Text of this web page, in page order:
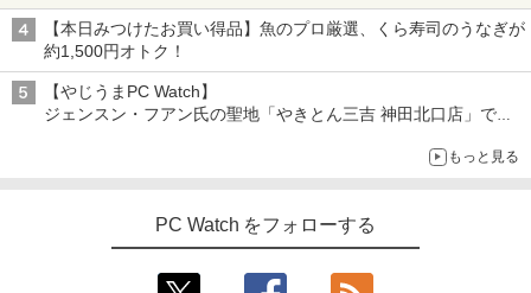
【本日みつけたお買い得品】魚のプロ厳選、くら寿司のうなぎが
約1,500円オトク！
【やじうまPC Watch】
ジェンスン・フアン氏の聖地「やきとん三吉 神田北口店」で
～コース名を変更したのはNVIDIAに怒られたからではないもっと見る
PC Watch をフォローする